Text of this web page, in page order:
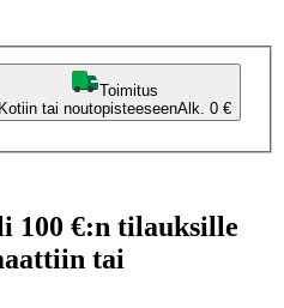
Toimitus
Kotiin tai noutopisteeseenAlk. 0 €
100 €:n tilauksille
tai